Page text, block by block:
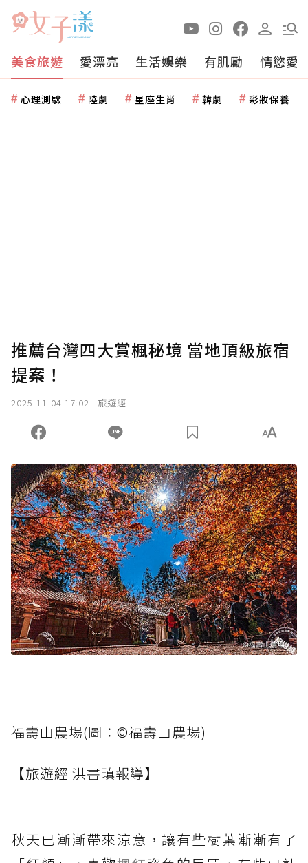
美食旅遊 愛漂亮 生活娛樂 有肌勵 情慾愛
心理測驗 陸劇 星座生肖 韓劇 彩妝保養
推薦台灣四大賞楓秘境 當地頂級旅宿
提案！
2025-11-04 17:02 旅遊經
福壽山農場(圖：©福壽山農場)
【旅遊經 洪書瑱報導】
秋天已漸漸帶來涼意，讓有些樹葉漸漸有了